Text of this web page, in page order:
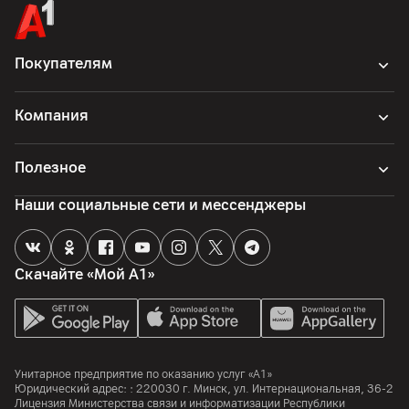
комплектная документация, блендер, кабель
Страна производитель
Китай
Покупателям
Компания
Полезное
Скачайте «Мой А1»
Наши социальные сети и мессенджеры
Унитарное предприятие по оказанию услуг «А1»
Юридический адрес: : 220030 г. Минск, ул. Интернациональная, 36-2
Лицензия Министерства связи и информатизации Республики